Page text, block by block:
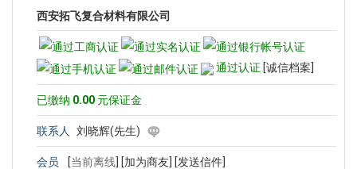
西安拓飞复合材料有限公司
通过认证 [诚信档案]
已缴纳 0.00 元保证金
联系人 刘晓辉(先生)
会员 [当前离线 [加为商友] [发送信件]